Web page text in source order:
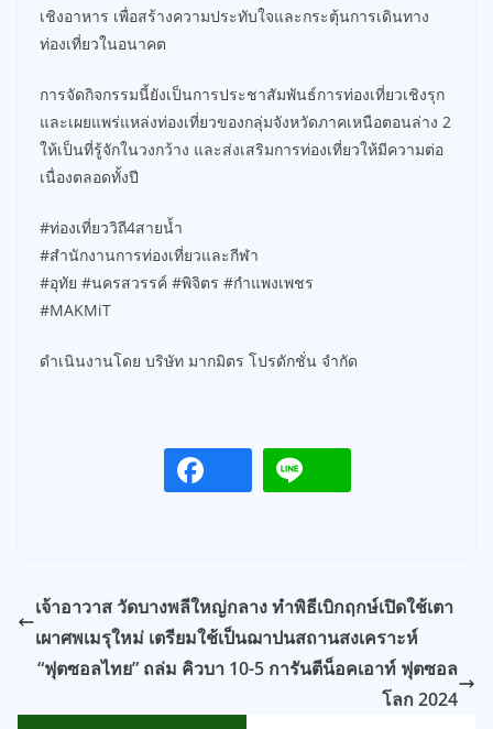
เชิงอาหาร เพื่อสร้างความประทับใจและกระตุ้นการเดินทาง
ท่องเที่ยวในอนาคต
การจัดกิจกรรมนี้ยังเป็นการประชาสัมพันธ์การท่องเที่ยวเชิงรุก
และเผยแพร่แหล่งท่องเที่ยวของกลุ่มจังหวัดภาคเหนือตอนล่าง 2
ให้เป็นที่รู้จักในวงกว้าง และส่งเสริมการท่องเที่ยวให้มีความต่อ
เนื่องตลอดทั้งปี
#ท่องเที่ยววิถี4สายน้ำ
#สำนักงานการท่องเที่ยวและกีฬา
#อุทัย #นครสวรรค์ #พิจิตร #กำแพงเพชร
#MAKMiT
ดำเนินงานโดย บริษัท มากมิตร โปรดักชั่น จำกัด
เจ้าอาวาส วัดบางพลีใหญ่กลาง ทำพิธีเบิกฤกษ์เปิดใช้เตา
เผาศพเมรุใหม่ เตรียมใช้เป็นฌาปนสถานสงเคราะห์
“ฟุตซอลไทย” ถล่ม คิวบา 10-5 การันตีน็อคเอาท์ ฟุตซอล
โลก 2024